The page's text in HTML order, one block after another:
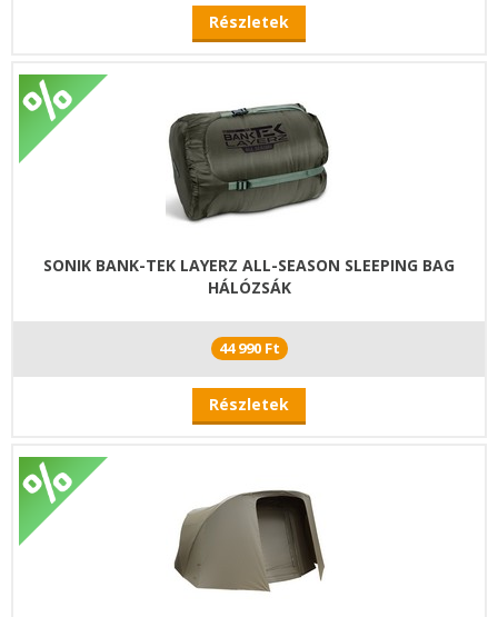
Részletek
SONIK BANK-TEK LAYERZ ALL-SEASON SLEEPING BAG
HÁLÓZSÁK
44 990 Ft
Részletek